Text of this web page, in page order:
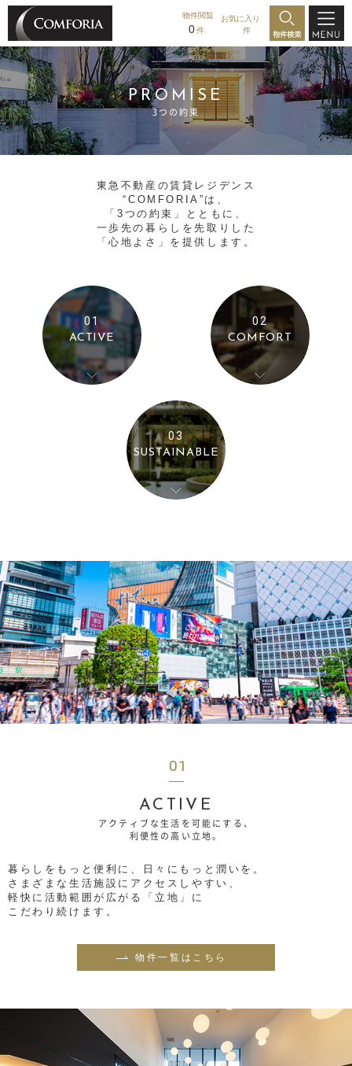
物件閲覧
0件
お気に入り
件
PROMISE
3つの約束
東急不動産の賃貸レジデンス
“COMFORIA”は、
「3つの約束」とともに、
一歩先の暮らしを先取りした
「心地よさ」を提供します。
01
ACTIVE
02
COMFORT
03
SUSTAINABLE
01
ACTIVE
アクティブな生活を可能にする、
利便性の高い立地。
暮らしをもっと便利に、日々にもっと潤いを。
さまざまな生活施設にアクセスしやすい、
軽快に活動範囲が広がる「立地」に
こだわり続けます。
物件一覧はこちら